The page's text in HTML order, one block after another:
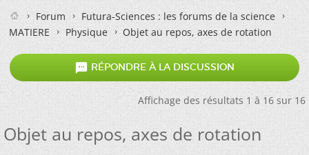
Forum
Futura-Sciences : les forums de la science
MATIERE
Physique Objet au repos, axes de rotation
 RÉPONDRE À LA DISCUSSION
Affichage des résultats 1 à 16 sur 16
Objet au repos, axes de rotation